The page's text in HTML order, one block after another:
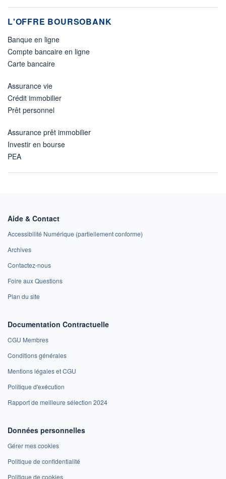
L'OFFRE BOURSOBANK
Banque en ligne
Compte bancaire en ligne
Carte bancaire
Assurance vie
Crédit immobilier
Prêt personnel
Assurance prêt immobilier
Investir en bourse
PEA
Aide & Contact
Accessibilité Numérique (partiellement conforme)
Archives
Contactez-nous
Foire aux Questions
Plan du site
Documentation Contractuelle
CGU Membres
Conditions générales
Mentions légales et CGU
Politique d'exécution
Rapport de meilleure sélection 2024
Données personnelles
Gérer mes cookies
Politique de confidentialité
Politique de cookies